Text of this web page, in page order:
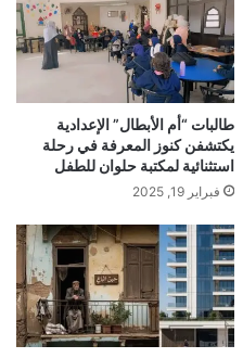
طالبات “أم الأبطال” الإعدادية
يكتشفن كنوز المعرفة في رحلة
استثنائية لمكتبة حلوان للطفل
فبراير 19, 2025